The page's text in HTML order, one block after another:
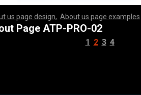
us page design ,About us page examples
,,,,,,,,,,,,,,,,,,, ,,,,,,,,,,,,,,,,,,,,,,,,,,,
,,,,,,,,,,,,,,,,,,, ,,,,,,,,,,,,,,,,,,,,,,,,,,,
,,,,,,,,,,,,,,,,,,, ,,,,,,,,,,,,,,,,,,,,,,,,,,,
,,,,,,,,,,,,,,,,,,, ,,,,,,,,,,,,,,,,,,,,,,,,,,,
,,,,,,,,,,,,,,,,,,, ,,,,,,,,,,,,,,,,,,,,,,,,,,,
,,,,,,,,,,,,,,,,,,, ,,,,,,,,,,,,,,,,,,,,,,,,,,,
,,,,,,,,,,,,,,,,,,, ,,,,,,,,,,,,,,,,,,,,,,,,,,,
,,,,,,,,,,,,,,,,,,, ,,,,,,,,,,,,,,,,,,,,,,,,,,,
Page ATP-PRO-02
1 2 3 4